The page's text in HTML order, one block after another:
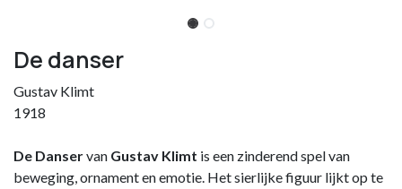
De danser
Gustav Klimt
1918
De Danservan Gustav Klimt is een zinderend spel van
beweging, ornament en emotie. Het sierlijke figuur lijkt op te